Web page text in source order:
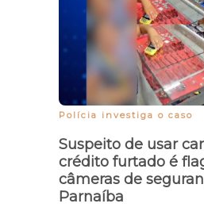
Polícia investiga o caso
Suspeito de usar
crédito furtado é
câmeras de
Parnaíba